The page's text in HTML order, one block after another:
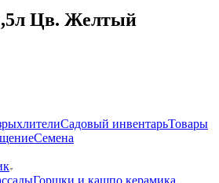
Цв. Желтый
Садовый инвентарьТовары
Семена
Горшки и кашпо керамика